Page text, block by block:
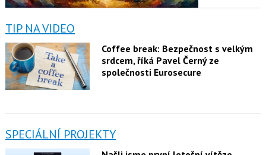
TIP NA VIDEO
Coffee break: Bezpečnost s velkým
srdcem, říká Pavel Černý ze
společnosti Eurosecure
SPECIÁLNÍ PROJEKTY